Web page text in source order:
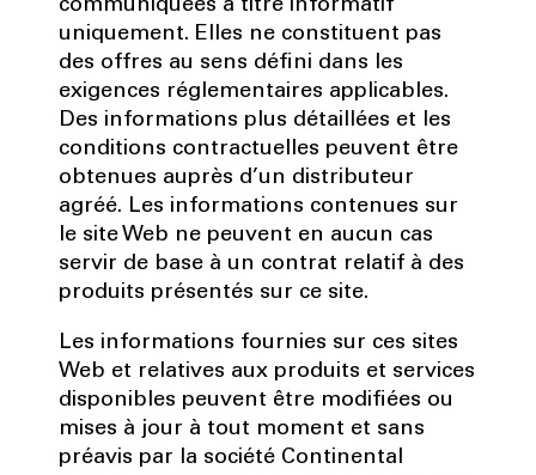
communiquées à titre informatif
uniquement. Elles ne constituent pas
des offres au sens défini dans les
exigences réglementaires applicables.
Des informations plus détaillées et les
conditions contractuelles peuvent être
obtenues auprès d’un distributeur
agréé. Les informations contenues sur
le site Web ne peuvent en aucun cas
servir de base à un contrat relatif à des
produits présentés sur ce site.
Les informations fournies sur ces sites
Web et relatives aux produits et services
disponibles peuvent être modifiées ou
mises à jour à tout moment et sans
préavis par la société Continental